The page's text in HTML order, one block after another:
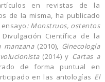
en revistas de la
de la misma, ha publicado
: Monstruos, ostentos
Científica de la
manzana(2010), Ginecología
(2014) y Cartas a
de forma puntual en
en las antologías El